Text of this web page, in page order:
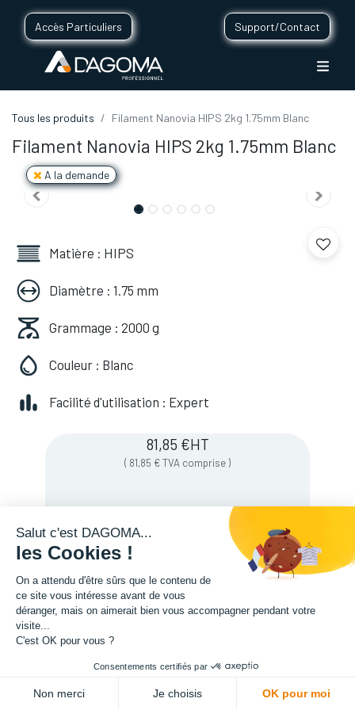
Accès Particuliers Support/Contact
Tous les produits Filament Nanovia HIPS 2kg 1.75mm Blanc
Filament Nanovia HIPS 2kg 1.75mm Blanc
A la demande
Matière : HIPS
Diamètre : 1.75 mm
Grammage : 2000 g
Couleur : Blanc
Facilité d'utilisation : Expert
81,85 €HT
( 81,85 €TVA comprise )
Soyez averti lorsque le produit est de
nouveau en stock
Enregistrer pour plus tard
Salut c'est DAGOMA...
les Cookies !
On a attendu d'être sûrs que le contenu de
ce site vous intéresse avant de vous
déranger, mais on aimerait bien vous accompagner pendant votre
visite...
C'est OK pour vous ?
Consentements certifiés par
Non merci Je choisis OK pour moi